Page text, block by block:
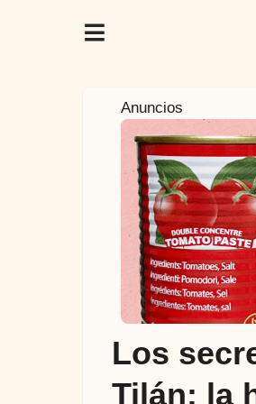
a
ñ
o
Anuncios
Los
Tilán: la